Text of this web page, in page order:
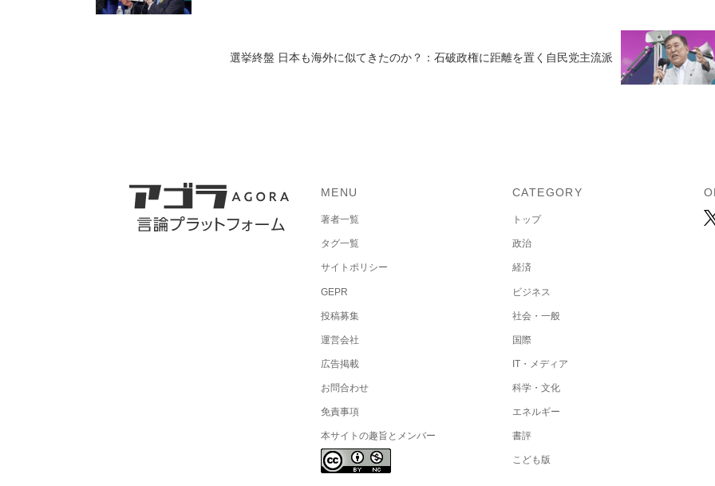
選挙終盤 日本も海外に似てきたのか？：石破政権に距離を置く自民党主流派
MENU
著者一覧
タグ一覧
サイトポリシー
GEPR
投稿募集
運営会社
広告掲載
お問合わせ
免責事項
本サイトの趣旨とメンバー
CATEGORY
トップ
政治
経済
ビジネス
社会・一般
国際
IT・メディア
科学・文化
エネルギー
書評
こども版